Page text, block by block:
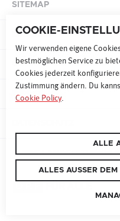
COOKIE-
Wir verwenden eigene
bestmöglichen Service zu
Cookies jederzeit
Zustimmung ändern. Du
Cookie Policy.
ALLE
ALLES AUSSER DEM
NATIONAL
BURGENLAND
KÄRNTEN
NIEDERÖSTERREICH
SALZBURG
STEIERMARK
SITEMAP
RADIO
TARIFE &
KONTAKT
COOKIE PRÄFERENZEN
IMPRESSUM
© ORF LANDESSTUDIOS